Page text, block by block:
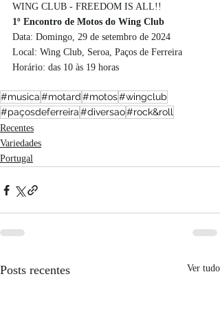
WING CLUB - FREEDOM IS ALL!!
1º Encontro de Motos do Wing Club
Data: Domingo, 29 de setembro de 2024
Local: Wing Club, Seroa, Paços de Ferreira
Horário: das 10 às 19 horas
#musica#motard#motos#wingclub
#paçosdeferreira#diversao#rock&roll
Recentes
Variedades
Portugal
Posts recentes Ver tudo